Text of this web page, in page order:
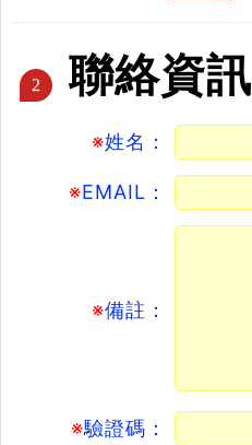
2 聯絡資訊
※姓名：
※EMAIL：
※備註：
※驗證碼：